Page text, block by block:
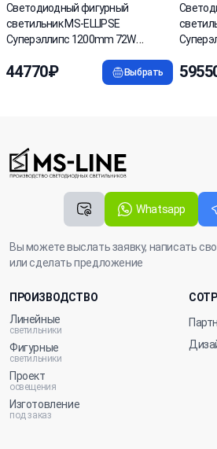
Светодиодный фигурный
светильник MS-ELLIPSE
Суперэллипс 1200mm 72W
44770₽ Выбрать
Whatsapp
Вы можете выслать заявку, написать
или сделать предложение
ПРОИЗВОДСТВО
Линейные
светильники
Фигурные
светильники
Проект
освещения
Изготовление
под заказ